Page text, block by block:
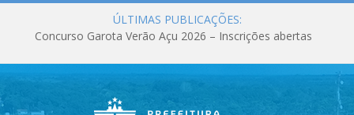
ÚLTIMAS PUBLICAÇÕES:
Concurso Garota Verão Açu 2026 – Inscrições abertas